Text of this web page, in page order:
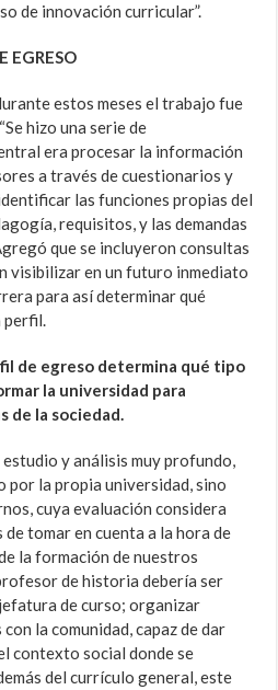
de innovación curricular”.
EGRESO
estos meses el trabajo fue
hizo una serie de
era procesar la información
a través de cuestionarios y
las funciones propias del
requisitos, y las demandas
que se incluyeron consultas
visibilizar en un futuro inmediato
para así determinar qué
perfil.
de egreso determina qué tipo
la universidad para
de la sociedad.
y análisis muy profundo,
por la propia universidad, sino
cuya evaluación considera
tomar en cuenta a la hora de
la formación de nuestros
de historia debería ser
de curso; organizar
la comunidad, capaz de dar
contexto social donde se
del currículo general, este